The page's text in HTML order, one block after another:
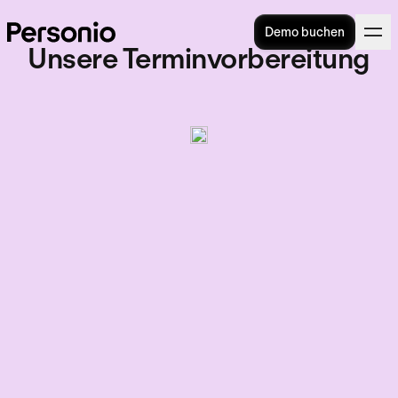
Demo buchen
Unsere Terminvorbereitung